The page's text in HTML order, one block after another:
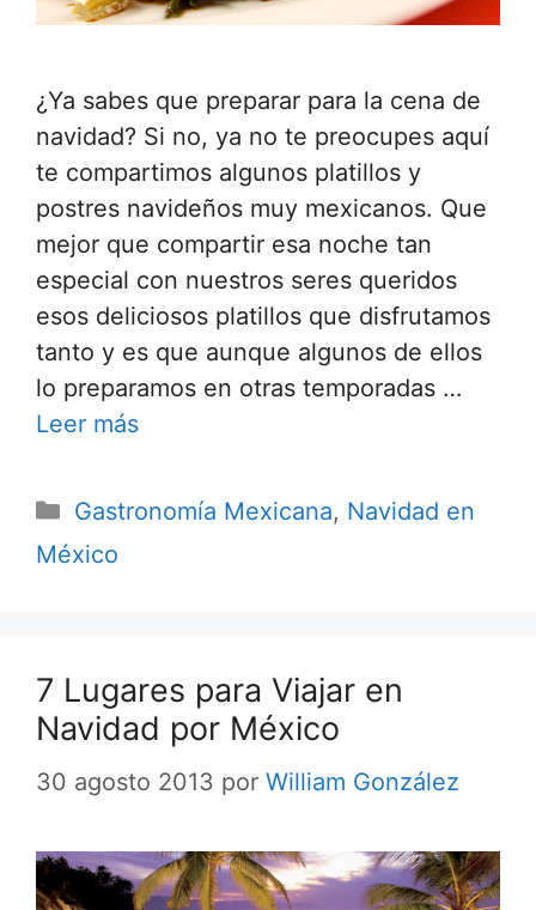
¿Ya sabes que preparar para la cena de
navidad? Si no, ya no te preocupes aquí
te compartimos algunos platillos y
postres navideños muy mexicanos. Que
mejor que compartir esa noche tan
especial con nuestros seres queridos
esos deliciosos platillos que disfrutamos
tanto y es que aunque algunos de ellos
lo preparamos en otras temporadas …
Leer más
Categorías
Gastronomía Mexicana, Navidad en
México
7 Lugares para Viajar en
Navidad por México
30 agosto 2013 por William González